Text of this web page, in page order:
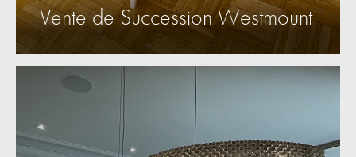
Vente de Succession Westmount